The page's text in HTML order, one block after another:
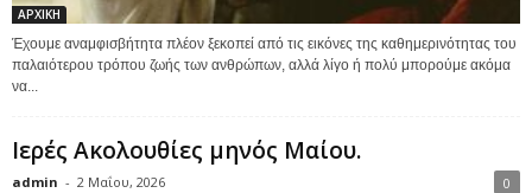
ΑΡΧΙΚΗ
Έχουμε αναμφισβήτητα πλέον ξεκοπεί από τις εικόνες της καθημερινότητας του
παλαιότερου τρόπου ζωής των ανθρώπων, αλλά λίγο ή πολύ μπορούμε ακόμα
να...
Ιερές Ακολουθίες μηνός Μαίου.
admin - 2 Μαΐου, 2026 0